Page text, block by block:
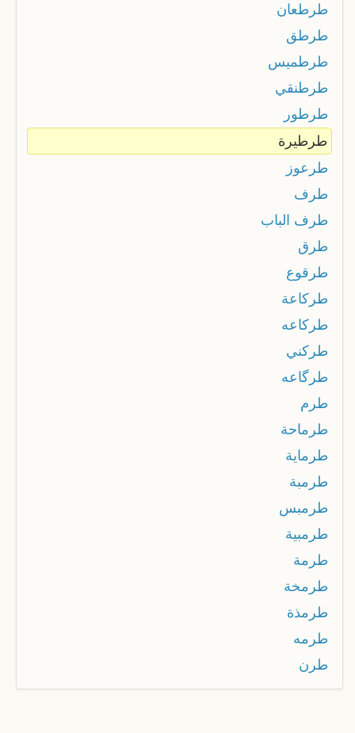
طرطعان
طرطق
طرطميس
طرطنقي
طرطور
طرطيرة
طرعوز
طرف
طرف الباب
طرق
طرقوع
طركاعة
طركاعه
طركني
طرگاعه
طرم
طرماحة
طرماية
طرمبة
طرمبس
طرمبية
طرمة
طرمخة
طرمذة
طرمه
طرن